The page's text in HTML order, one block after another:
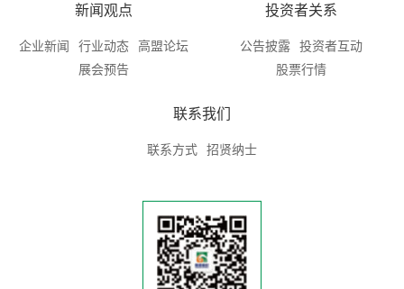
新闻观点
企业新闻 行业动态
高盟论坛
展会预告
投资者关系
公告披露
投资者互动
股票行情
联系我们
联系方式 招贤纳士